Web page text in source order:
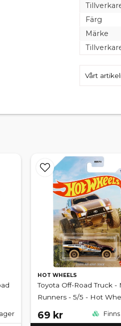
Färg
Märke
Vårt
HOT WHEELS
Toyota Off-Road Truck -
Runners - 5/5 - Hot
69 kr